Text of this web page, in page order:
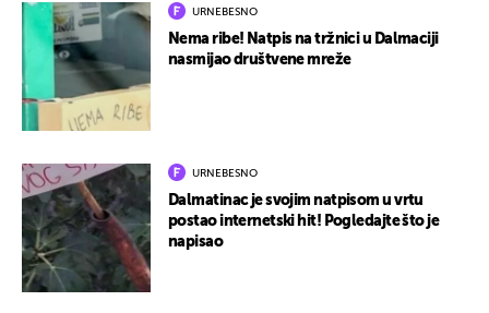
URNEBESNO
Nema ribe! Natpis na tržnici u Dalmaciji
nasmijao društvene mreže
URNEBESNO
Dalmatinac je svojim natpisom u vrtu
postao internetski hit! Pogledajte što je
napisao